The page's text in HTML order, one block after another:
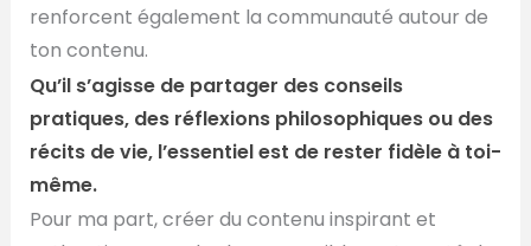
renforcent également la communauté autour de
ton contenu.
Qu’il s’agisse de partager des conseils
pratiques, des réflexions philosophiques ou des
récits de vie, l’essentiel est de rester fidèle à toi-
même.
Pour ma part, créer du contenu inspirant et